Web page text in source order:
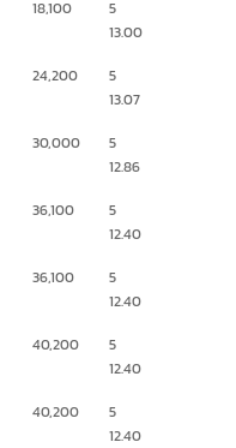
18,100
5
13.00
24,200
5
13.07
30,000
5
12.86
36,100
5
12.40
36,100
5
12.40
40,200
5
12.40
40,200
5
12.40